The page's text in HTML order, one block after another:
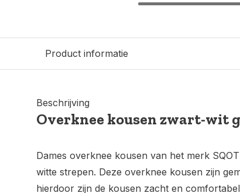
Product informatie
Beschrijving
Overknee kousen zwart-wit
Dames overknee kousen van het merk
witte strepen. Deze overknee kousen zijn
hierdoor zijn de kousen zacht en